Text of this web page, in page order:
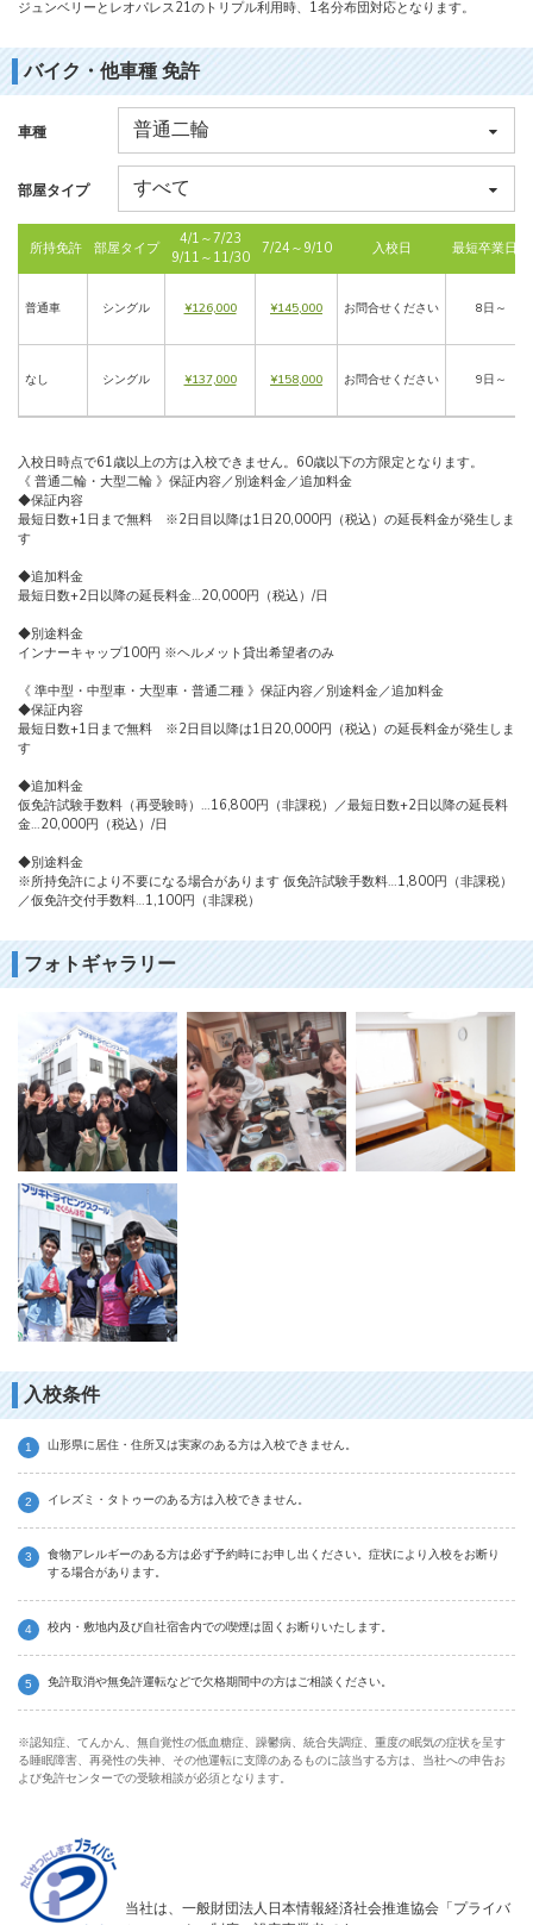
ジュンベリーとレオパレス21のトリプル利用時、1名分布団対応となります。
バイク・他車種 免許
車種
部屋タイプ
所持免許 部屋タイプ
4/1～7/23
9/11～11/30
7/24～9/10 入校日 最短卒業日数
普通車 シングル ¥126,000 ¥145,000 お問合せください 8日～
なし シングル ¥137,000 ¥158,000 お問合せください 9日～
入校日時点で61歳以上の方は入校できません。60歳以下の方限定となります。
《 普通二輪・大型二輪 》保証内容／別途料金／追加料金
◆保証内容
最短日数+1日まで無料 ※2日目以降は1日20,000円（税込）の延長料金が発生しま
す
◆追加料金
最短日数+2日以降の延長料金…20,000円（税込）/日
◆別途料金
インナーキャップ100円 ※ヘルメット貸出希望者のみ
《 準中型・中型車・大型車・普通二種 》保証内容／別途料金／追加料金
◆保証内容
最短日数+1日まで無料 ※2日目以降は1日20,000円（税込）の延長料金が発生しま
す
◆追加料金
仮免許試験手数料（再受験時）…16,800円（非課税）／最短日数+2日以降の延長料
金…20,000円（税込）/日
◆別途料金
※所持免許により不要になる場合があります 仮免許試験手数料…1,800円（非課税）
／仮免許交付手数料…1,100円（非課税）
フォトギャラリー
入校条件
山形県に居住・住所又は実家のある方は入校できません。
イレズミ・タトゥーのある方は入校できません。
食物アレルギーのある方は必ず予約時にお申し出ください。症状により入校をお断り
する場合があります。
校内・敷地内及び自社宿舎内での喫煙は固くお断りいたします。
免許取消や無免許運転などで欠格期間中の方はご相談ください。
※認知症、てんかん、無自覚性の低血糖症、躁鬱病、統合失調症、重度の眠気の症状を呈す
る睡眠障害、再発性の失神、その他運転に支障のあるものに該当する方は、当社への申告お
よび免許センターでの受験相談が必須となります。
当社は、一般財団法人日本情報経済社会推進協会「プライバ